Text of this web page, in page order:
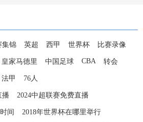
集锦 英超 西甲 世界杯 比赛录像
皇家马德里 中国足球 CBA 转会
法甲 76人
播 2024中超联赛免费直播
间 2018年世界杯在哪里举行